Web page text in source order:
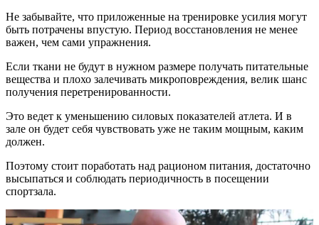
Не забывайте, что приложенные на тренировке усилия могут
быть потрачены впустую. Период восстановления не менее
важен, чем сами упражнения.
Если ткани не будут в нужном размере получать питательные
вещества и плохо залечивать микроповреждения, велик шанс
получения перетренированности.
Это ведет к уменьшению силовых показателей атлета. И в
зале он будет себя чувствовать уже не таким мощным, каким
должен.
Поэтому стоит поработать над рационом питания, достаточно
высыпаться и соблюдать периодичность в посещении
спортзала.